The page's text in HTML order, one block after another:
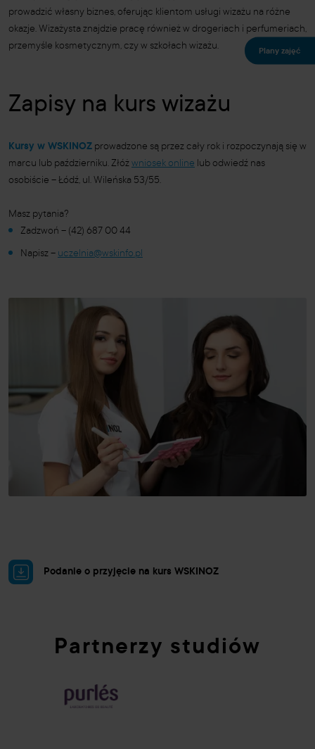
prowadzić własny biznes, oferując klientom usługi wizażu na różne
okazje. Wizażysta znajdzie pracę również w drogeriach i perfumeriach,
przemyśle kosmetycznym, czy w szkołach wizażu.
Zapisy na kurs wizażu
Kursy w WSKINOZ prowadzone są przez cały rok i rozpoczynają się w
marcu lub październiku. Złóżwniosek online lub odwiedź nas
osobiście – Łódź, ul. Wileńska 53/55.
Masz pytania?
Zadzwoń – (42) 687 00 44
Napisz – uczelnia@wskinfo.pl
Podanie o przyjęcie na kurs WSKINOZ
Partnerzy studiów
Plany zajęć